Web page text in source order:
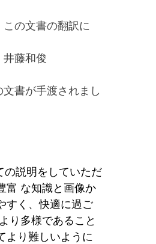
の文書の翻訳に
書が手渡されまし
の説明をしていただ
富 な知識と画像か
すく、快適に過ご
り多様であること
より難しいように